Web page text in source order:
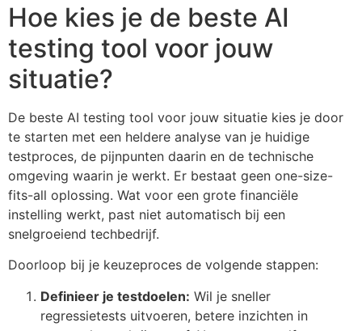
Hoe kies je de beste AI
testing tool voor jouw
situatie?
De beste AI testing tool voor jouw situatie kies je door
te starten met een heldere analyse van je huidige
testproces, de pijnpunten daarin en de technische
omgeving waarin je werkt. Er bestaat geen one-size-
fits-all oplossing. Wat voor een grote financiële
instelling werkt, past niet automatisch bij een
snelgroeiend techbedrijf.
Doorloop bij je keuzeproces de volgende stappen:
Definieer je testdoelen: Wil je sneller
regressietests uitvoeren, betere inzichten in